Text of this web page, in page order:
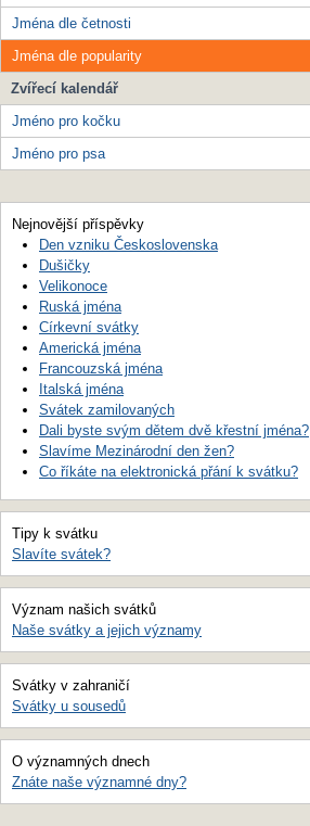
Jména dle četnosti
Jména dle popularity
Zvířecí kalendář
Jméno pro kočku
Jméno pro psa
Nejnovější příspěvky
Den vzniku Československa
Dušičky
Velikonoce
Ruská jména
Církevní svátky
Americká jména
Francouzská jména
Italská jména
Svátek zamilovaných
Dali byste svým dětem dvě křestní jména?
Slavíme Mezinárodní den žen?
Co říkáte na elektronická přání k svátku?
Tipy k svátku
Slavíte svátek?
Význam našich svátků
Naše svátky a jejich významy
Svátky v zahraničí
Svátky u sousedů
O významných dnech
Znáte naše významné dny?